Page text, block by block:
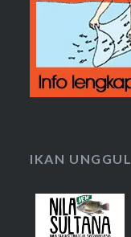
IKAN UNGGUL